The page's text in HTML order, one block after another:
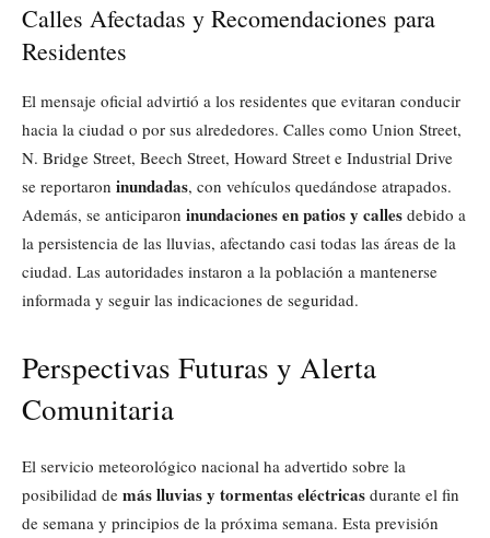
Calles Afectadas y Recomendaciones para
Residentes
El mensaje oficial advirtió a los residentes que evitaran conducir
hacia la ciudad o por sus alrededores. Calles como Union Street,
N. Bridge Street, Beech Street, Howard Street e Industrial Drive
se reportaron inundadas, con vehículos quedándose atrapados.
Además, se anticiparon inundaciones en patios y calles debido a
la persistencia de las lluvias, afectando casi todas las áreas de la
ciudad. Las autoridades instaron a la población a mantenerse
informada y seguir las indicaciones de seguridad.
Perspectivas Futuras y Alerta
Comunitaria
El servicio meteorológico nacional ha advertido sobre la
posibilidad de más lluvias y tormentas eléctricas durante el fin
de semana y principios de la próxima semana. Esta previsión